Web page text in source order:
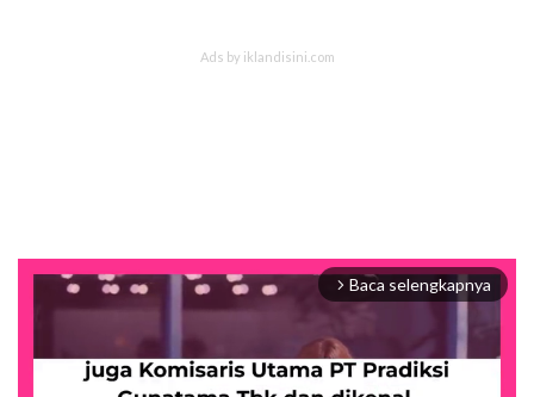
arrow_forward_ios Baca selengkapnya